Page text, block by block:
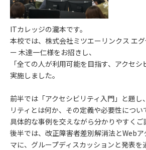
ITカレッジの瀧本です。
本校では、株式会社ミツエーリンクス エ
ー 木達一仁様をお招きし、
「全ての人が利用可能を目指す、アクセ
実施しました。
前半では「アクセシビリティ入門」と題し
リティとは何か、その定義や必要性につい
具体的な事例を交えながら分かりやすくご
後半では、改正障害者差別解消法とWeb
マに、グループディスカッションと発表を